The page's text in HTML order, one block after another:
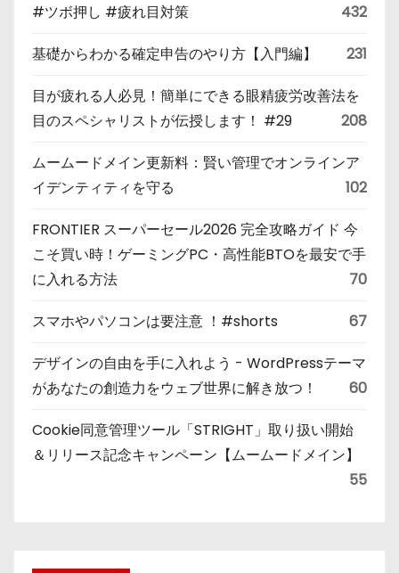
#ツボ押し #疲れ目対策
432
基礎からわかる確定申告のやり方【入門編】 231
目が疲れる人必見！簡単にできる眼精疲労改善法を
目のスペシャリストが伝授します！ #29
208
ムームードメイン更新料：賢い管理でオンラインア
イデンティティを守る
102
FRONTIER スーパーセール2026 完全攻略ガイド 今
こそ買い時！ゲーミングPC・高性能BTOを最安で手
に入れる方法
70
スマホやパソコンは要注意 ！#shorts 67
デザインの自由を手に入れよう - WordPressテーマ
があなたの創造力をウェブ世界に解き放つ！
60
Cookie同意管理ツール「STRIGHT」取り扱い開始
＆リリース記念キャンペーン【ムームードメイン】
55